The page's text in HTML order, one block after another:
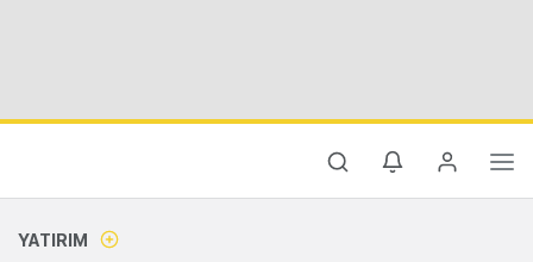
YATIRIM